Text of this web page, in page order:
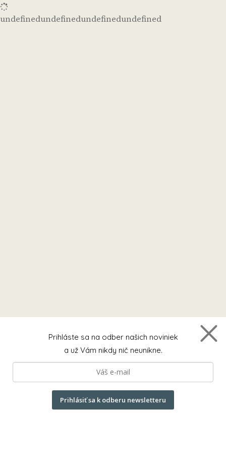
Prihláste sa na odber našich noviniek
a už Vám nikdy nič neunikne.
Prihlásiť sa k odberu newsletteru
undefinedundefinedundefinedundefined